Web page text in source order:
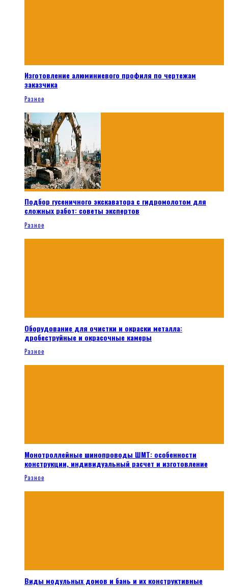
Изготовление алюминиевого профиля по чертежам
заказчика
Разное
Подбор гусеничного экскаватора с гидромолотом для
сложных работ: советы экспертов
Разное
Оборудование для очистки и окраски металла:
дробеструйные и окрасочные камеры
Разное
Монотроллейные шинопроводы ШМТ: особенности
конструкции, индивидуальный расчет и изготовление
Разное
Виды модульных домов и бань и их конструктивные